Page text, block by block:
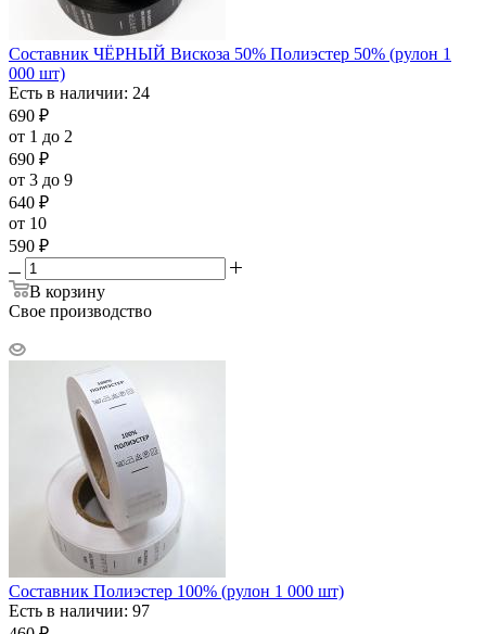
Составник ЧЁРНЫЙ Вискоза 50% Полиэстер 50% (рулон 1
000 шт)
Есть в наличии: 24
690 ₽
от 1 до 2
690 ₽
от 3 до 9
640 ₽
от 10
590 ₽
В корзину
Свое производство
Составник Полиэстер 100% (рулон 1 000 шт)
Есть в наличии: 97